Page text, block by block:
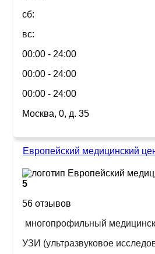
сб:
вс:
00:00 - 24:00
00:00 - 24:00
00:00 - 24:00
Москва, 0, д. 35
Европейский медицинский
5
56 отзывов
многопрофильный
УЗИ (ультразвуковое